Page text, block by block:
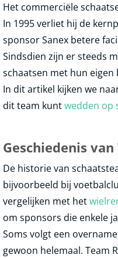
Het commerciële
In 1995 verliet hij de
sponsor Sanex betere
Sindsdien zijn er steeds
schaatsen met hun eigen
In dit artikel kijken we
dit team kuntwedden op
Geschiedenis
De historie van
bijvoorbeeld bij
vergelijken met het
om sponsors die enkele
Soms volgt een
gewoon helemaal. Team